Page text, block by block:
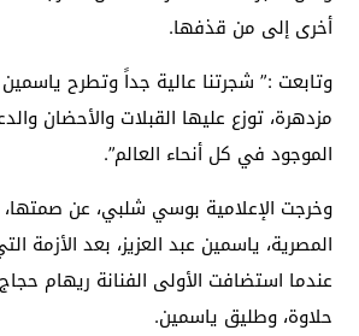
أخرى إلى من قذفها.
وتابعت :” شجرتنا عالية جداً وتطرح
مزدهرة، توزع عليها القبلات والأحضان
الموجود في كل أنحاء العالم”.
وخرجت الإعلامية بوسي شلبي، عن صمتها،
المصرية، ياسمين عبد العزيز، بعد الأزمة
عندما استضافت الأولى الفنانة ريهام
حلاوة، وطليق ياسمين.